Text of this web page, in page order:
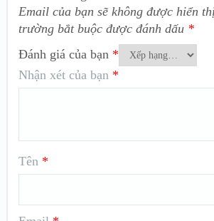
Email của bạn sẽ không được hiển
trường bắt buộc được đánh dấu *
Đánh giá của bạn *
Nhận xét của bạn *
Tên *